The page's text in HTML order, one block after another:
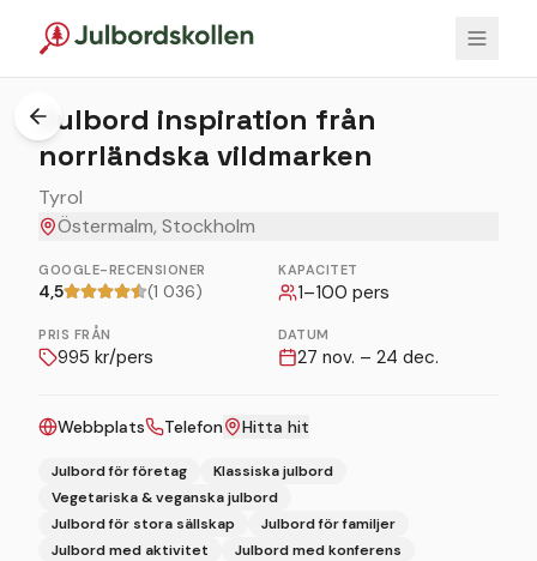
1/
Julbord inspiration från
norrländska vildmarken
Tyrol
Östermalm, Stockholm
GOOGLE-RECENSIONER
4,5 (1 036)
KAPACITET
1–100 pers
PRIS FRÅN
995 kr/pers
DATUM
27 nov. – 24 dec.
Webbplats Telefon Hitta hit
Julbord för företag
Klassiska julbord
Vegetariska & veganska julbord
Julbord för stora sällskap
Julbord för familjer
Julbord med aktivitet
Julbord med konferens